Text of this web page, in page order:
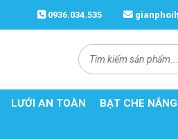
0936.034.535
LƯỚI AN TOÀN BẠT CHE